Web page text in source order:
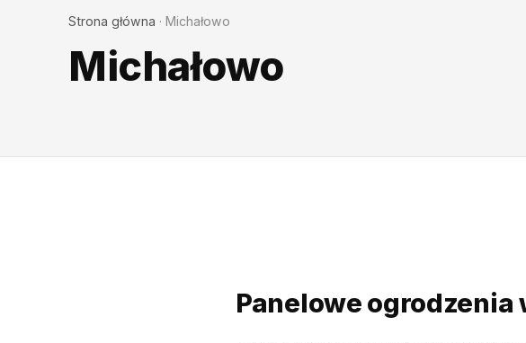
Strona główna · Michałowo
Michałowo
Panelowe ogrodzenia